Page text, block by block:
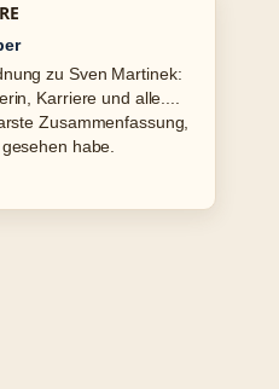
Bennington: Tod,
genau –
Ton hier.